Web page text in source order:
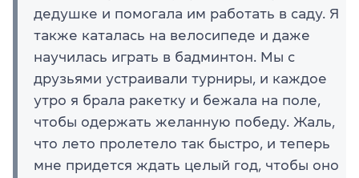
дедушке и помогала им работать в саду. Я
также каталась на велосипеде и даже
научилась играть в бадминтон. Мы с
друзьями устраивали турниры, и каждое
утро я брала ракетку и бежала на поле,
чтобы одержать желанную победу. Жаль,
что лето пролетело так быстро, и теперь
мне придется ждать целый год, чтобы оно